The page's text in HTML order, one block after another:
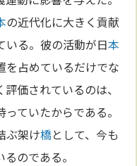
の近代化に大きく貢献
いる。彼の活動が日本
を占めているだけでな
価されているのは、
っていたからである。
ぶ架け橋として、今も
のである。